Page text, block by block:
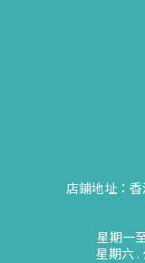
店鋪地址：
星期一
星期六 .